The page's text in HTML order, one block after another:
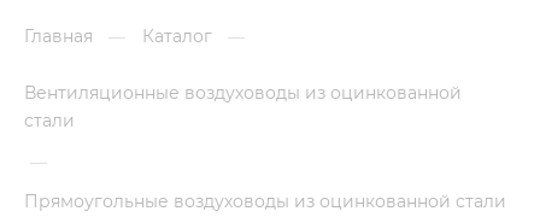
Главная — Каталог —
Вентиляционные воздуховоды из оцинкованной
стали
—
Прямоугольные воздуховоды из оцинкованной стали